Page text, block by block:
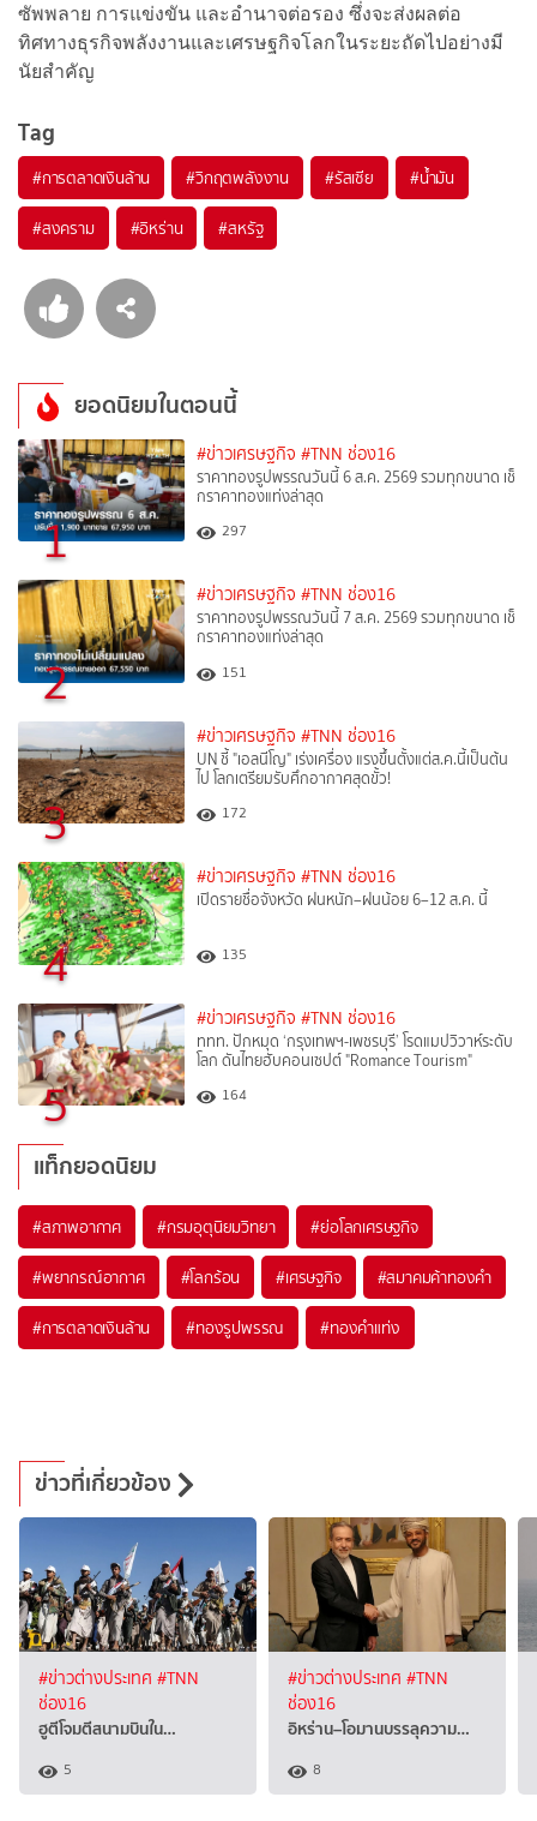
ซัพพลาย การแข่งขัน และอำนาจต่อรอง ซึ่งจะส่งผลต่อ
ทิศทางธุรกิจพลังงานและเศรษฐกิจโลกในระยะถัดไปอย่างมี
นัยสำคัญ
Tag
#การตลาดเงินล้าน #วิกฤตพลังงาน #รัสเซีย #น้ำมัน
#สงคราม #อิหร่าน #สหรัฐ
ยอดนิยมในตอนนี้
1
#ข่าวเศรษฐกิจ #TNN ช่อง16
ราคาทองรูปพรรณวันนี้ 6 ส.ค. 2569 รวมทุกขนาด เช็
กราคาทองแท่งล่าสุด
297
2
#ข่าวเศรษฐกิจ #TNN ช่อง16
ราคาทองรูปพรรณวันนี้ 7 ส.ค. 2569 รวมทุกขนาด เช็
กราคาทองแท่งล่าสุด
151
3
#ข่าวเศรษฐกิจ #TNN ช่อง16
UN ชี้ "เอลนีโญ" เร่งเครื่อง แรงขึ้นตั้งแต่ส.ค.นี้เป็นต้น
ไป โลกเตรียมรับศึกอากาศสุดขั้ว!
172
4
#ข่าวเศรษฐกิจ #TNN ช่อง16
เปิดรายชื่อจังหวัด ฝนหนัก–ฝนน้อย 6–12 ส.ค. นี้
135
5
#ข่าวเศรษฐกิจ #TNN ช่อง16
ททท. ปักหมุด ‘กรุงเทพฯ-เพชรบุรี’ โรดแมปวิวาห์ระดับ
โลก ดันไทยฮับคอนเซปต์ "Romance Tourism"
164
แท็กยอดนิยม
#สภาพอากาศ #กรมอุตุนิยมวิทยา #ย่อโลกเศรษฐกิจ
#พยากรณ์อากาศ #โลกร้อน #เศรษฐกิจ #สมาคมค้าทองคำ
#การตลาดเงินล้าน #ทองรูปพรรณ #ทองคำแท่ง
ข่าวที่เกี่ยวข้อง
#ข่าวต่างประเทศ #TNN
ช่อง16
ฮูตีโจมตีสนามบินใน…
5
#ข่าวต่างประเทศ #TNN
ช่อง16
อิหร่าน–โอมานบรรลุความ…
8